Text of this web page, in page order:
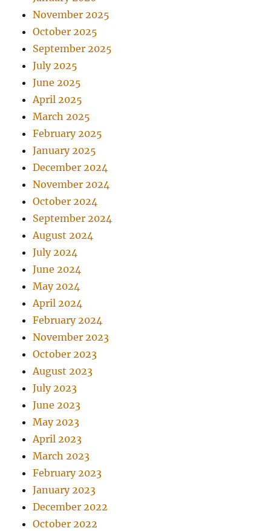
November 2025
October 2025
September 2025
July 2025
June 2025
April 2025
March 2025
February 2025
January 2025
December 2024
November 2024
October 2024
September 2024
August 2024
July 2024
June 2024
May 2024
April 2024
February 2024
November 2023
October 2023
August 2023
July 2023
June 2023
May 2023
April 2023
March 2023
February 2023
January 2023
December 2022
October 2022